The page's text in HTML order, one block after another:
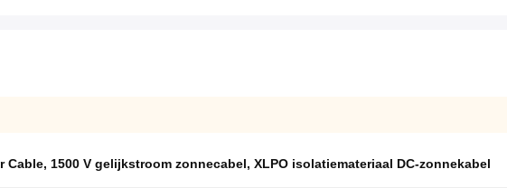
Cable, 1500 V gelijkstroom zonnecabel, XLPO isolatiemateriaal DC-zonnekabel